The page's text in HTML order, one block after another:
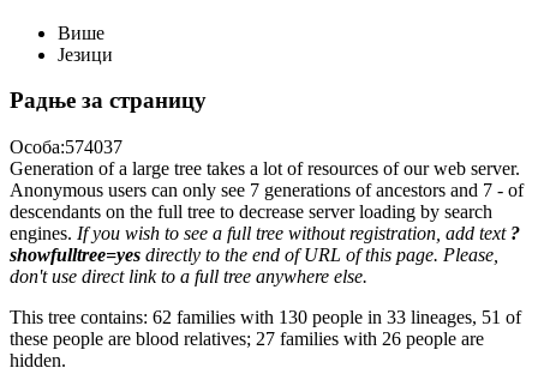
Више
Језици
Радње за страницу
Особа:574037
Generation of a large tree takes a lot of resources of our web server.
Anonymous users can only see 7 generations of ancestors and 7 - of
descendants on the full tree to decrease server loading by search
engines. If you wish to see a full tree without registration, add text ?
showfulltree=yes directly to the end of URL of this page. Please,
don't use direct link to a full tree anywhere else.
This tree contains: 62 families with 130 people in 33 lineages, 51 of
these people are blood relatives; 27 families with 26 people are
hidden.